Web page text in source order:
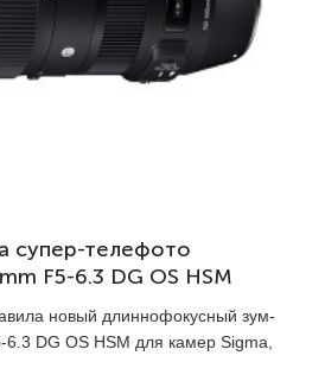
супер-телефото
F5-6.3 DG OS HSM
новый длиннофокусный зум-
DG OS HSM для камер Sigma,